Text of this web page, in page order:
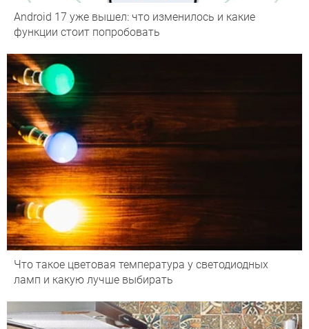
Android 17 уже вышел: что изменилось и какие
функции стоит попробовать
Что такое цветовая температура у светодиодных
ламп и какую лучше выбирать